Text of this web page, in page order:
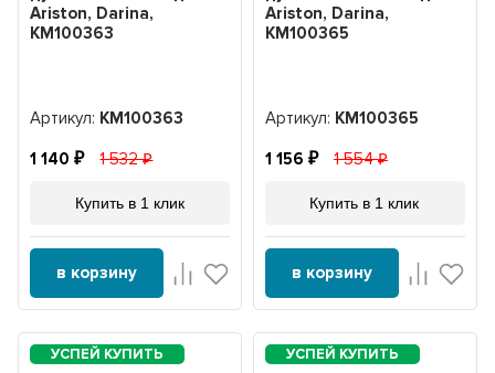
Ariston, Darina,
KM100363
Артикул: KM100363
1 140 1 532
Купить в 1 клик
в корзину
Ariston, Darina,
KM100365
Артикул: KM100365
1 156 1 554
Купить в 1 клик
в корзину